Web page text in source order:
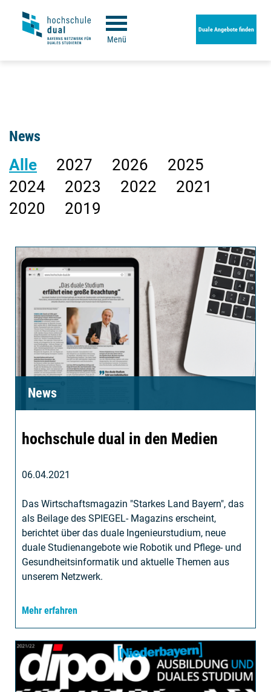
Menü
Duale Angebote finden
News
Alle 2027 2026
2025
2024
2023 2022
2021
2020
2019
News
hochschule dual in den Medien
06.04.2021
Das Wirtschaftsmagazin "Starkes Land Bayern", das
als Beilage des SPIEGEL- Magazins erscheint,
berichtet über das duale Ingenieurstudium, neue
duale Studienangebote wie Robotik und Pflege- und
Gesundheitsinformatik und aktuelle Themen aus
unserem Netzwerk.
Mehr erfahren